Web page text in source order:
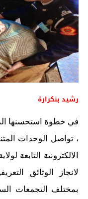
رشيد بنكرارة
في خطوة استحسنها
، تواصل الوحدات
الالكترونية
لانجاز الوثائق
بمختلف التجمعات